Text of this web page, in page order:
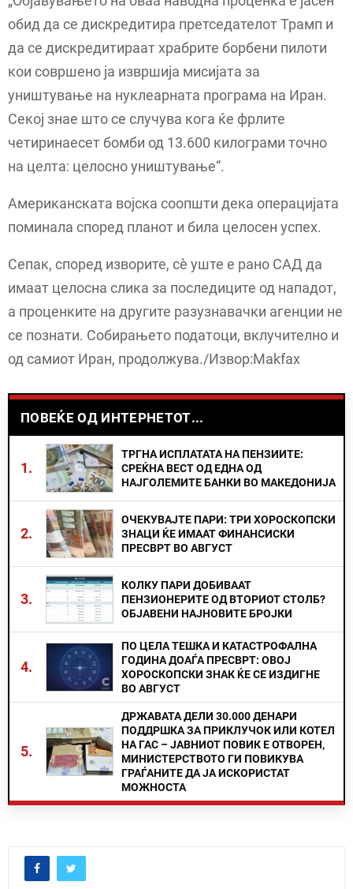
обид да се дискредитира претседателот Трамп и
да се дискредитираат храбрите борбени пилоти
кои совршено ја извршија мисијата за
уништување на нуклеарната програма на Иран.
Секој знае што се случува кога ќе фрлите
четиринаесет бомби од 13.600 килограми точно
на целта: целосно уништување“.
Американската војска соопшти дека операцијата
поминала според планот и била целосен успех.
Сепак, според изворите, сè уште е рано САД да
имаат целосна слика за последиците од нападот,
а проценките на другите разузнавачки агенции не
се познати. Собирањето податоци, вклучително и
од самиот Иран, продолжува./Извор:Makfax
ПОВЕЌЕ ОД ИНТЕРНЕТОТ...
1.
ТРГНА ИСПЛАТАТА НА ПЕНЗИИТЕ:
СРЕЌНА ВЕСТ ОД ЕДНА ОД
НАЈГОЛЕМИТЕ БАНКИ ВО МАКЕДОНИЈА
2.
ОЧЕКУВАЈТЕ ПАРИ: ТРИ ХОРОСКОПСКИ
ЗНАЦИ ЌЕ ИМААТ ФИНАНСИСКИ
ПРЕСВРТ ВО АВГУСТ
3.
КОЛКУ ПАРИ ДОБИВААТ
ПЕНЗИОНЕРИТЕ ОД ВТОРИОТ СТОЛБ?
ОБЈАВЕНИ НАЈНОВИТЕ БРОЈКИ
4.
ПО ЦЕЛА ТЕШКА И КАТАСТРОФАЛНА
ГОДИНА ДОАЃА ПРЕСВРТ: ОВОЈ
ХОРОСКОПСКИ ЗНАК ЌЕ СЕ ИЗДИГНЕ
ВО АВГУСТ
5.
ДРЖАВАТА ДЕЛИ 30.000 ДЕНАРИ
ПОДДРШКА ЗА ПРИКЛУЧОК ИЛИ КОТЕЛ
НА ГАС – ЈАВНИОТ ПОВИК Е ОТВОРЕН,
МИНИСТЕРСТВОТО ГИ ПОВИКУВА
ГРАЃАНИТЕ ДА ЈА ИСКОРИСТАТ
МОЖНОСТА